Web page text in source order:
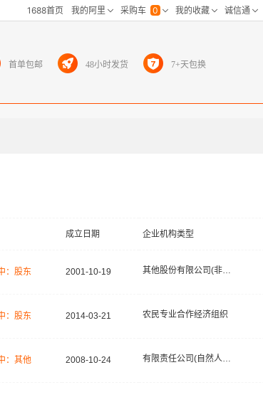
首单包邮 48小时发货 7+天包换
成立日期 企业机构类型
：股东 2001-10-19 其他股份有限公司(非上市)
：股东 2014-03-21 农民专业合作经济组织
：其他 2008-10-24 有限责任公司(自然人投资或控股)